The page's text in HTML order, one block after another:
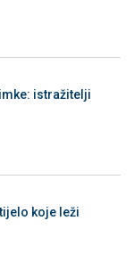
istražitelji
koje leži